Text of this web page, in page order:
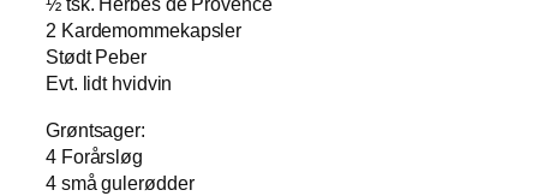
2 Kardemommekapsler
Stødt Peber
Evt. lidt hvidvin
Grøntsager:
4 Forårsløg
4 små gulerødder